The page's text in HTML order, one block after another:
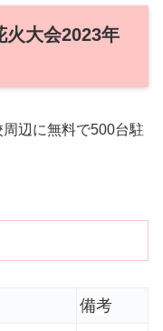
火大会2023年
辺に無料で500台駐
備考